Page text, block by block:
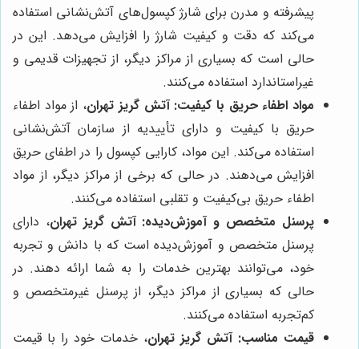
پیشرفته و مدرن برای شارژ کپسول‌های آتش‌نشانی استفاده
می‌کند که دقت و کیفیت شارژ را افزایش می‌دهد. این در
حالی است که بسیاری از مراکز دیگر، از تجهیزات قدیمی و
غیراستاندارد استفاده می‌کنند.
مواد اطفاء حریق با کیفیت: آتش گریز تهران، از مواد اطفاء
حریق با کیفیت و دارای تأییدیه از سازمان آتش‌نشانی
استفاده می‌کند. این مواد، کارایی کپسول را در اطفای حریق
افزایش می‌دهند. در حالی که برخی از مراکز دیگر، از مواد
اطفاء حریق بی‌کیفیت و تقلبی استفاده می‌کنند.
پرسنل متخصص و آموزش‌دیده: آتش گریز تهران، دارای
پرسنل متخصص و آموزش‌دیده است که با دانش و تجربه
خود، می‌توانند بهترین خدمات را به شما ارائه دهند. در
حالی که بسیاری از مراکز دیگر، از پرسنل غیرمتخصص و
کم‌تجربه استفاده می‌کنند.
قیمت مناسب: آتش گریز تهران، خدمات خود را با قیمت